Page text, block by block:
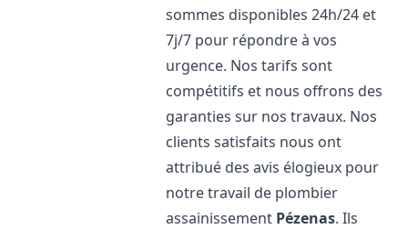
sommes disponibles 24h/24 et
7j/7 pour répondre à vos
urgence. Nos tarifs sont
compétitifs et nous offrons des
garanties sur nos travaux. Nos
clients satisfaits nous ont
attribué des avis élogieux pour
notre travail de plombier
assainissement Pézenas. Ils